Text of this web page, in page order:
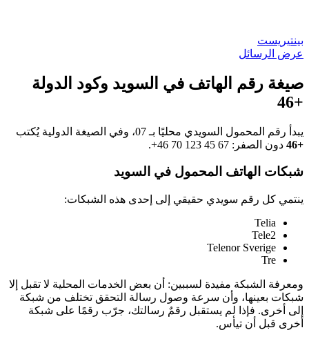
بينتيريست
عرض الرسائل
صيغة رقم الهاتف في السويد وكود الدولة
+46
يبدأ رقم المحمول السويدي محليًا بـ 07، وفي الصيغة الدولية يُكتب
+46
دون الصفر: +46 70 123 45 67
.
شبكات الهاتف المحمول في السويد
ينتمي كل رقم سويدي حقيقي إلى إحدى هذه الشبكات:
Telia
Tele2
Telenor Sverige
Tre
ومعرفة الشبكة مفيدة لسببين: أن بعض الخدمات المحلية لا تقبل إلا
شبكات بعينها، وأن سرعة وصول رسالة التحقق تختلف من شبكة
إلى أخرى. فإذا لم يستقبل رقمٌ رسالتك، جرّب رقمًا على شبكة
أخرى قبل أن تيأس.